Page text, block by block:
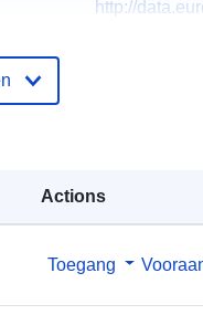
Actions
Toegang
http://